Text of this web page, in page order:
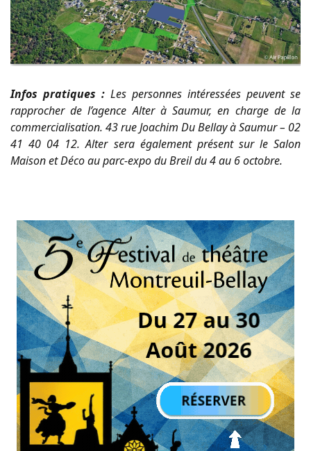
Infos pratiques : Les personnes intéressées peuvent se
rapprocher de l’agence Alter à Saumur, en charge de la
commercialisation. 43 rue Joachim Du Bellay à Saumur – 02
41 40 04 12. Alter sera également présent sur le Salon
Maison et Déco au parc-expo du Breil du 4 au 6 octobre.